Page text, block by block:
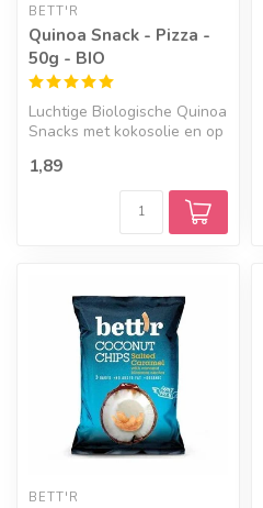
BETT'R
Quinoa Snack - Pizza -
50g - BIO
Luchtige Biologische Quinoa
Snacks met kokosolie en op
1,89
BETT'R